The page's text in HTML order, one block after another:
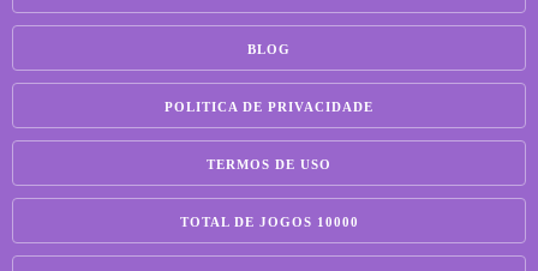
BLOG
POLITICA DE PRIVACIDADE
TERMOS DE USO
TOTAL DE JOGOS 10000